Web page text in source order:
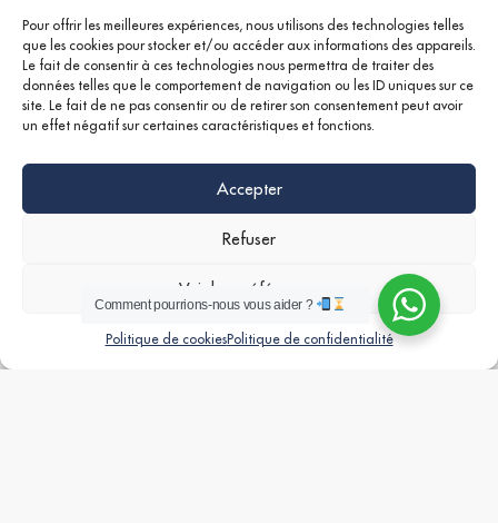
Pour offrir les meilleures expériences, nous utilisons des technologies telles
que les cookies pour stocker et/ou accéder aux informations des appareils.
Le fait de consentir à ces technologies nous permettra de traiter des
données telles que le comportement de navigation ou les ID uniques sur ce
site. Le fait de ne pas consentir ou de retirer son consentement peut avoir
un effet négatif sur certaines caractéristiques et fonctions.
Accepter
Refuser
Voir les préférences
Politique de cookiesPolitique de confidentialité
Vue de la carte
Comment pourrions-nous vous aider ?